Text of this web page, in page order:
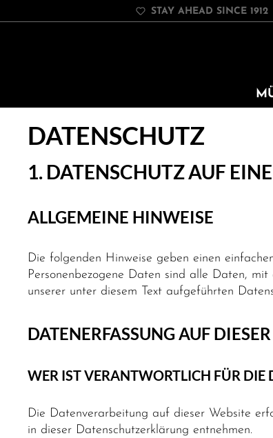
Zur Hauptnavigation springen
STAY AHEAD SINCE 1912
DATENSCHUTZ
1. DATENSCHUTZ AUF
ALLGEMEINE HINWEISE
Die folgenden Hinweise geben einen
Personenbezogene Daten sind alle Daten,
unserer unter diesem Text aufgeführten
DATENERFASSUNG AUF
WER IST VERANTWORTLICH FÜR DIE
Die Datenverarbeitung auf dieser Website
in dieser Datenschutzerklärung entnehmen.